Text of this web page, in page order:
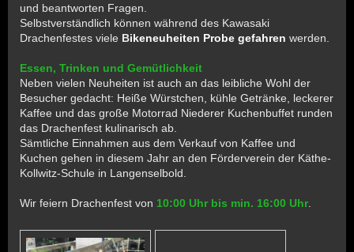
und beantworten Fragen.
Selbstverständlich können während des Kawasaki
Drachenfestes viele Bikeneuheiten Probe gefahren werden.
Essen, Trinken und Gemütlichkeit
Neben vielen Neuheiten ist auch an das leibliche Wohl der
Besucher gedacht: Heiße Würstchen, kühle Getränke, leckerer
Kaffee und das große Motorrad Niederer Kuchenbuffet runden
das Drachenfest kulinarisch ab.
Sämtliche Einnahmen aus dem Verkauf von Kaffee und
Kuchen gehen in diesem Jahr an den Förderverein der Käthe-
Kollwitz-Schule in Langenselbold.
Wir feiern Drachenfest von 10:00 Uhr bis min. 16:00 Uhr.